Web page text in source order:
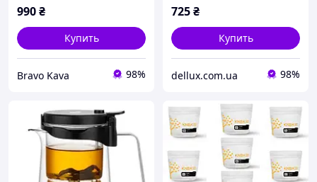
990₴
Купить
Bravo Kava 98%
725₴
Купить
dellux.com.ua 98%